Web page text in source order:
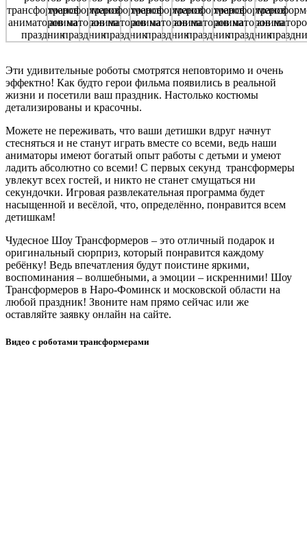
Эти удивительные роботы смотрятся неповторимо и очень
эффектно! Как будто герои фильма появились в реальной
жизни и посетили ваш праздник. Настолько костюмы
детализированы и красочны.
Можете не переживать, что ваши детишки вдруг начнут
стесняться и не станут играть вместе со всеми, ведь наши
аниматоры имеют богатый опыт работы с детьми и умеют
ладить абсолютно со всеми! С первых секунд трансформеры
увлекут всех гостей, и никто не станет смущаться ни
секундочки. Игровая развлекательная программа будет
насыщенной и весёлой, что, определённо, понравится всем
детишкам!
Чудесное Шоу Трансформеров – это отличный подарок и
оригинальный сюрприз, который понравится каждому
ребёнку! Ведь впечатления будут поистине яркими,
воспоминания – волшебными, а эмоции – искренними! Шоу
Трансформеров в Наро-Фоминск и московской области на
любой праздник! Звоните нам прямо сейчас или же
оставляйте заявку онлайн на сайте.
Видео с роботами трансформерами